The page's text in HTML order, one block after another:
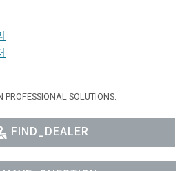
PROFESSIONAL SOLUTIONS:
FIND_DEALER